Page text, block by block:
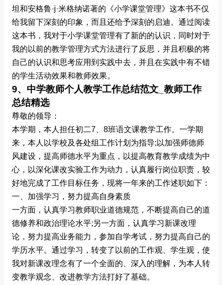
坦和安格鲁·j·米格纳诺著的《小学课堂管理》这本书不仅
给我留下深刻的印象，而且还给予深刻的启迪。通过阅读
这本书，我对于小学课堂管理有了新的的认识，同时对于
我的以前的教学管理方式方法进行了反思，并且积极的将
自己的认识和思考应用到实践中去，并且在实践中有不错
的学生活动效果和教师效果。
9、中学教师个人教学工作总结范文_教师工作
总结精选
尊敬的领导：
本学期，本人担任初二7、8班语文课教学工作。一学期
来，本人以学校及各处组工作计划为指导;以加强师德师
风建设，提高师德水平为重点，以提高教育教学成绩为中
心，以深化课改实验工作为动力，认真履行岗位职责，较
好地完成了工作目标任务，现将一年来的工作述职如下：
一、加强学习，努力提高自身素质
一方面，认真学习教师职业道德规范，不断提高自己的道
德修养和政治理论水平;另一方面，认真学习新课改理
论，努力提高业务能力，参加自学考试，努力提高自己的
学历水平。通过学习，转变了以前的工作观、学生观，使
我对新课改理念有了一个全面的、深入的理解，为本人转
变教学观念、改进教学方法打好了基础。